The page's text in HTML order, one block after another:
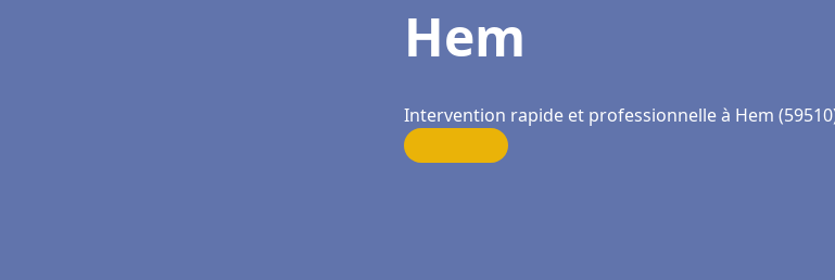
Hem
Intervention rapide et professionnelle à Hem